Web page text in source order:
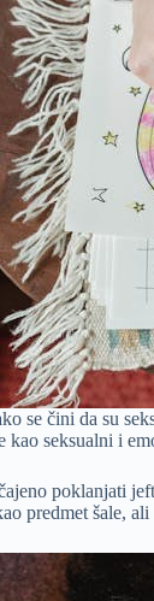
se čini da su
kao seksualni i
poklanjati
predmet šale,